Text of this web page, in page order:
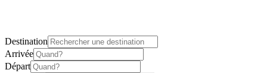
Destination
Arrivée
Départ